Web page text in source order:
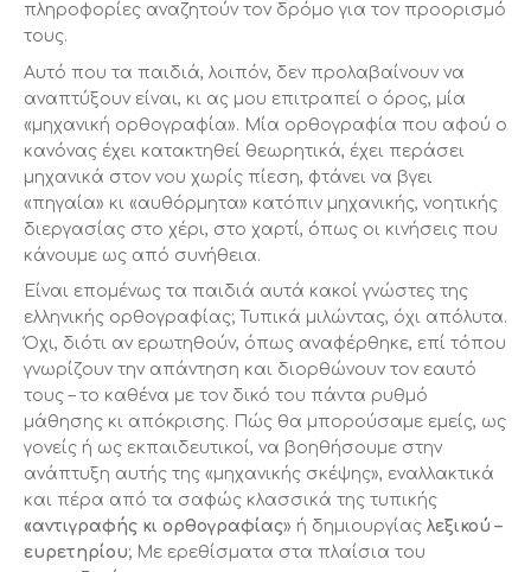
πληροφορίες αναζητούν τον δρόμο για τον προορισμό
τους.
Αυτό που τα παιδιά, λοιπόν, δεν προλαβαίνουν να
αναπτύξουν είναι, κι ας μου επιτραπεί ο όρος, μία
«μηχανική ορθογραφία». Μία ορθογραφία που αφού ο
κανόνας έχει κατακτηθεί θεωρητικά, έχει περάσει
μηχανικά στον νου χωρίς πίεση, φτάνει να βγει
«πηγαία» κι «αυθόρμητα» κατόπιν μηχανικής, νοητικής
διεργασίας στο χέρι, στο χαρτί, όπως οι κινήσεις που
κάνουμε ως από συνήθεια.
Είναι επομένως τα παιδιά αυτά κακοί γνώστες της
ελληνικής ορθογραφίας; Τυπικά μιλώντας, όχι απόλυτα.
Όχι, διότι αν ερωτηθούν, όπως αναφέρθηκε, επί τόπου
γνωρίζουν την απάντηση και διορθώνουν τον εαυτό
τους – το καθένα με τον δικό του πάντα ρυθμό
μάθησης κι απόκρισης. Πώς θα μπορούσαμε εμείς, ως
γονείς ή ως εκπαιδευτικοί, να βοηθήσουμε στην
ανάπτυξη αυτής της «μηχανικής σκέψης», εναλλακτικά
και πέρα από τα σαφώς κλασσικά της τυπικής
«αντιγραφής κι ορθογραφίας» ή δημιουργίας λεξικού –
ευρετηρίου; Με ερεθίσματα στα πλαίσια του